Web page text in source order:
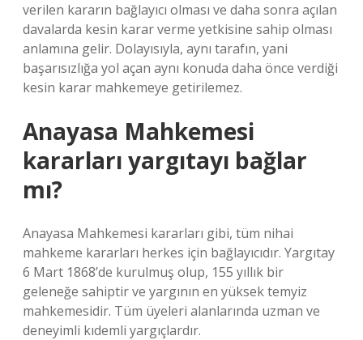
verilen kararın bağlayıcı olması ve daha sonra açılan
davalarda kesin karar verme yetkisine sahip olması
anlamına gelir. Dolayısıyla, aynı tarafın, yani
başarısızlığa yol açan aynı konuda daha önce verdiği
kesin karar mahkemeye getirilemez.
Anayasa Mahkemesi
kararları yargıtayı bağlar
mı?
Anayasa Mahkemesi kararları gibi, tüm nihai
mahkeme kararları herkes için bağlayıcıdır. Yargıtay
6 Mart 1868’de kurulmuş olup, 155 yıllık bir
geleneğe sahiptir ve yargının en yüksek temyiz
mahkemesidir. Tüm üyeleri alanlarında uzman ve
deneyimli kıdemli yargıçlardır.